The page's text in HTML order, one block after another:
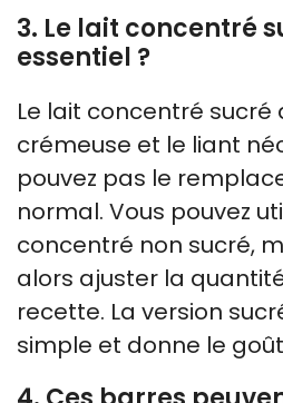
3. Le lait concentré
essentiel ?
Le lait concentré
crémeuse et le liant
pouvez pas le
normal. Vous pouvez
concentré non sucré,
alors ajuster la
recette. La version
simple et donne le